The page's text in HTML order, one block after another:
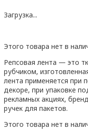
Загрузка...
Этого товара нет в
Репсовая лента — это
рубчиком,
лента применяется
декоре, при упаковке
рекламных акциях,
ручек для пакетов.
Этого товара нет в